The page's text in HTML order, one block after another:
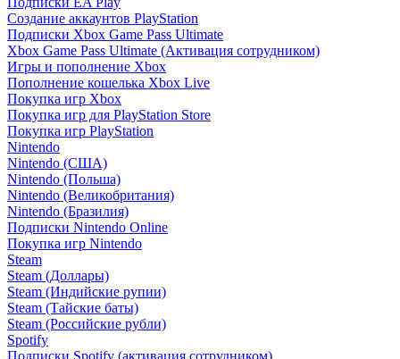
Создание аккаунтов PlayStation
Подписки Xbox Game Pass Ultimate
Xbox Game Pass Ultimate (Активация сотрудником)
Игры и пополнение Xbox
Пополнение кошелька Xbox Live
Покупка игр Xbox
Покупка игр для PlayStation Store
Покупка игр PlayStation
Nintendo
Nintendo (США)
Nintendo (Польша)
Nintendo (Великобритания)
Nintendo (Бразилия)
Подписки Nintendo Online
Покупка игр Nintendo
Steam
Steam (Доллары)
Steam (Индийские рупии)
Steam (Тайские баты)
Steam (Российские рубли)
Spotify
Подписки Spotify (активация сотрудником)